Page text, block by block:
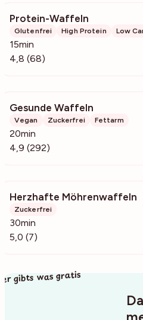
Protein-Waffeln
Glutenfrei High Protein Low
15min
4,8 (68)
Gesunde Waffeln
Vegan Zuckerfrei Fettarm
20min
4,9 (292)
Herzhafte Möhrenwaffeln
Zuckerfrei
30min
5,0 (7)
gibts was gratis